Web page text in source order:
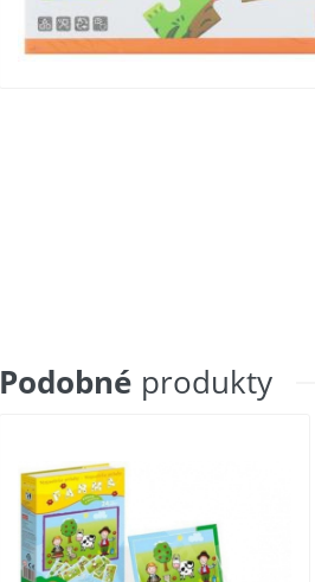
Podobné produkty